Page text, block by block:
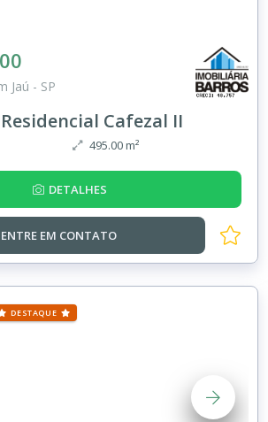
Jaú - SP
Cafezal II
495.00 m²
DETALHES
ENTRE EM CONTATO
DESTAQUE